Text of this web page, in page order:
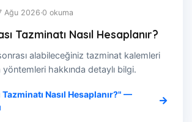
Ağu 2026·0 okuma
Tazminatı Nasıl Hesaplanır?
alabileceğiniz tazminat kalemleri
hakkında detaylı bilgi.
Nasıl Hesaplanır?" —